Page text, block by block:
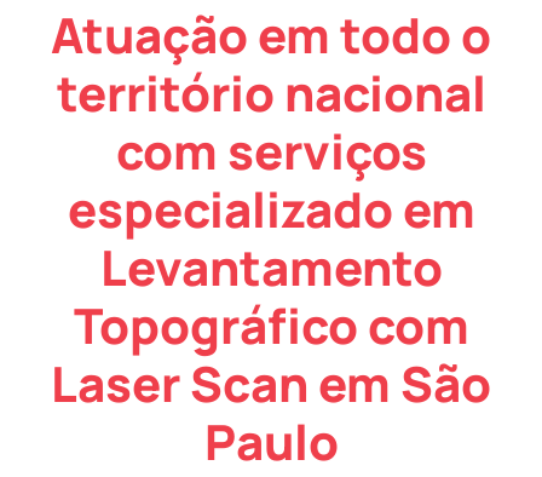
Atuação em todo o
território nacional
com serviços
especializado em
Levantamento
Topográfico com
Laser Scan em São
Paulo